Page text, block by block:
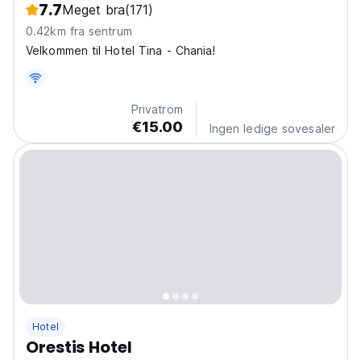
7.7Meget bra(171)
0.42km fra sentrum
Velkommen til Hotel Tina - Chania!
Privatrom
€15.00 Ingen ledige sovesaler
Hotel
Orestis Hotel